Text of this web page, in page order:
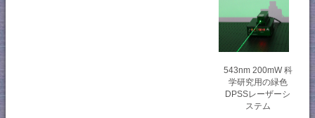
543nm 200mW 科
学研究用の緑色
DPSSレーザーシ
ステム